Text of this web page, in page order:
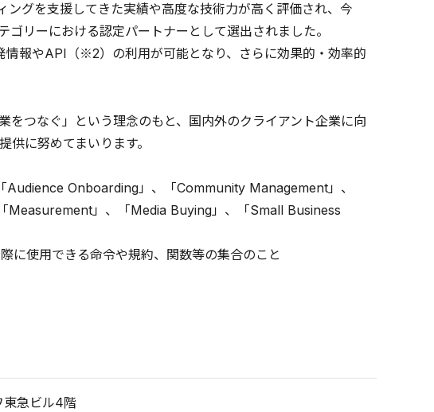
グを支援してきた実績や高度な技術力が高く評価され、今
リーにおける認定パートナーとして選出されました。
報やAPI（※2）の利用が可能となり、さらに効果的・効率的
をつなぐ」という理念のもと、国内外のクライアント企業に向
に努めてまいります。
Onboarding」、「Community Management」、
」、「Media Buying」、「Small Business
使用できる命令や規約、関数等の集合のこと
急ビル4階